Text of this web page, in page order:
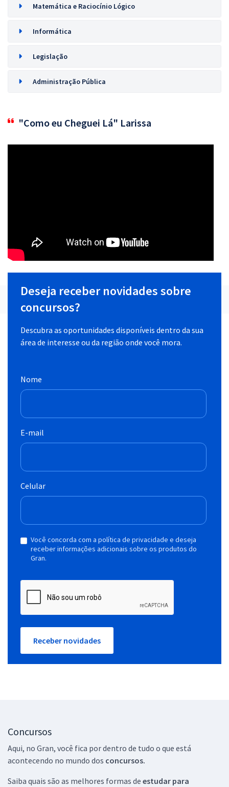
Matemática e Raciocínio Lógico
Informática
Legislação
Administração Pública
"Como eu Cheguei Lá" Larissa
Deseja receber novidades sobre
concursos?
Descubra as oportunidades disponíveis dentro da sua
área de interesse ou da região onde você mora.
Nome
E-mail
Celular
Você concorda com a política de privacidade e deseja
receber informações adicionais sobre os produtos do
Gran.
Receber novidades
Concursos
Aqui, no Gran, você fica por dentro de tudo o que está
acontecendo no mundo dos concursos.
Saiba quais são as melhores formas de estudar para